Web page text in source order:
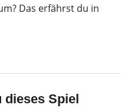
Das erfährst du in
dieses Spiel